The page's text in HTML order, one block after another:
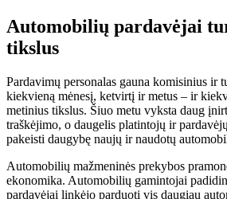
Automobilių pardavėjai
tikslus
Pardavimų personalas gauna komisinius ir
kiekvieną mėnesį, ketvirtį ir metus – ir
metinius tikslus. Šiuo metu vyksta daug
traškėjimo, o daugelis platintojų ir
pakeisti daugybę naujų ir naudotų
Automobilių mažmeninės prekybos
ekonomika. Automobilių gamintojai
pardavėjai linkėjo parduoti vis daugiau